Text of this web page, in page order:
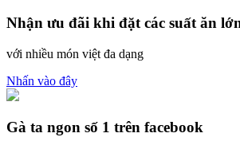
Nhận ưu đãi khi đặt các suất ăn
với nhiều món việt đa dạng
Nhấn vào đây
Gà ta ngon số 1 trên facebook